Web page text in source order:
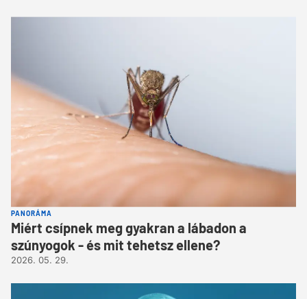
PANORÁMA
Miért csípnek meg gyakran a lábadon a
szúnyogok - és mit tehetsz ellene?
2026. 05. 29.